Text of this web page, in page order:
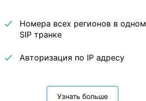
Номера всех регионов в одном
SIP транке
Авторизация по IP адресу
Узнать больше